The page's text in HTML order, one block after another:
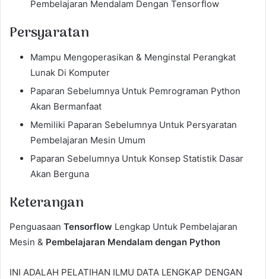
Pembelajaran Mendalam Dengan Tensorflow
Persyaratan
Mampu Mengoperasikan & Menginstal Perangkat
Lunak Di Komputer
Paparan Sebelumnya Untuk Pemrograman Python
Akan Bermanfaat
Memiliki Paparan Sebelumnya Untuk Persyaratan
Pembelajaran Mesin Umum
Paparan Sebelumnya Untuk Konsep Statistik Dasar
Akan Berguna
Keterangan
Penguasaan Tensorflow Lengkap Untuk Pembelajaran
Mesin & Pembelajaran Mendalam dengan Python
INI ADALAH PELATIHAN ILMU DATA LENGKAP DENGAN